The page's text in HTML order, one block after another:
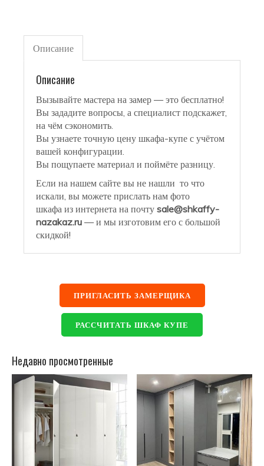
Описание
Описание
Вызывайте мастера на замер — это бесплатно!
Вы зададите вопросы, а специалист подскажет,
на чём сэкономить.
Вы узнаете точную цену шкафа-купе с учётом
вашей конфигурации.
Вы пощупаете материал и поймёте разницу.
Если на нашем сайте вы не нашли то что
искали, вы можете прислать нам фото
шкафа из интернета на почту sale@shkaffy-
nazakaz.ru — и мы изготовим его с большой
скидкой!
ПРИГЛАСИТЬ ЗАМЕРЩИКА
РАССЧИТАТЬ ШКАФ КУПЕ
Недавно просмотренные